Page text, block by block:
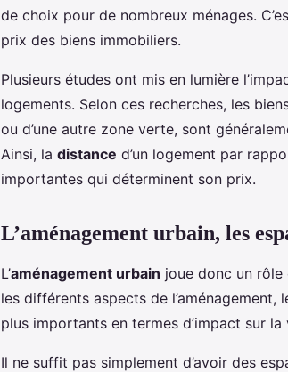
de choix pour de nombreux ménages.
prix des biens immobiliers.
Plusieurs études ont mis en lumière
logements. Selon ces recherches, les
ou d’une autre zone verte, sont
Ainsi, la distance d’un logement par
importantes qui déterminent son prix.
L’aménagement urbain, les
L’aménagement urbain joue donc un
les différents aspects de l’aménagement,
plus importants en termes d’impact sur
Il ne suffit pas simplement d’avoir des